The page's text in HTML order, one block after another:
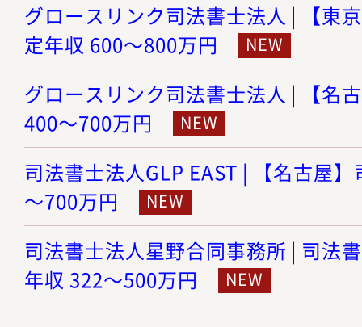
グロースリンク司法書士法人 | 【東
定年収 600～800万円
グロースリンク司法書士法人 | 【名
400～700万円
司法書士法人GLP EAST | 【名古屋
～700万円
司法書士法人星野合同事務所 | 司法
年収 322～500万円